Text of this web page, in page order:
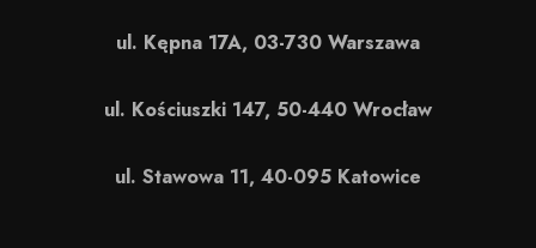
ul. Kępna 17A, 03-730 Warszawa
ul. Kościuszki 147, 50-440 Wrocław
ul. Stawowa 11, 40-095 Katowice